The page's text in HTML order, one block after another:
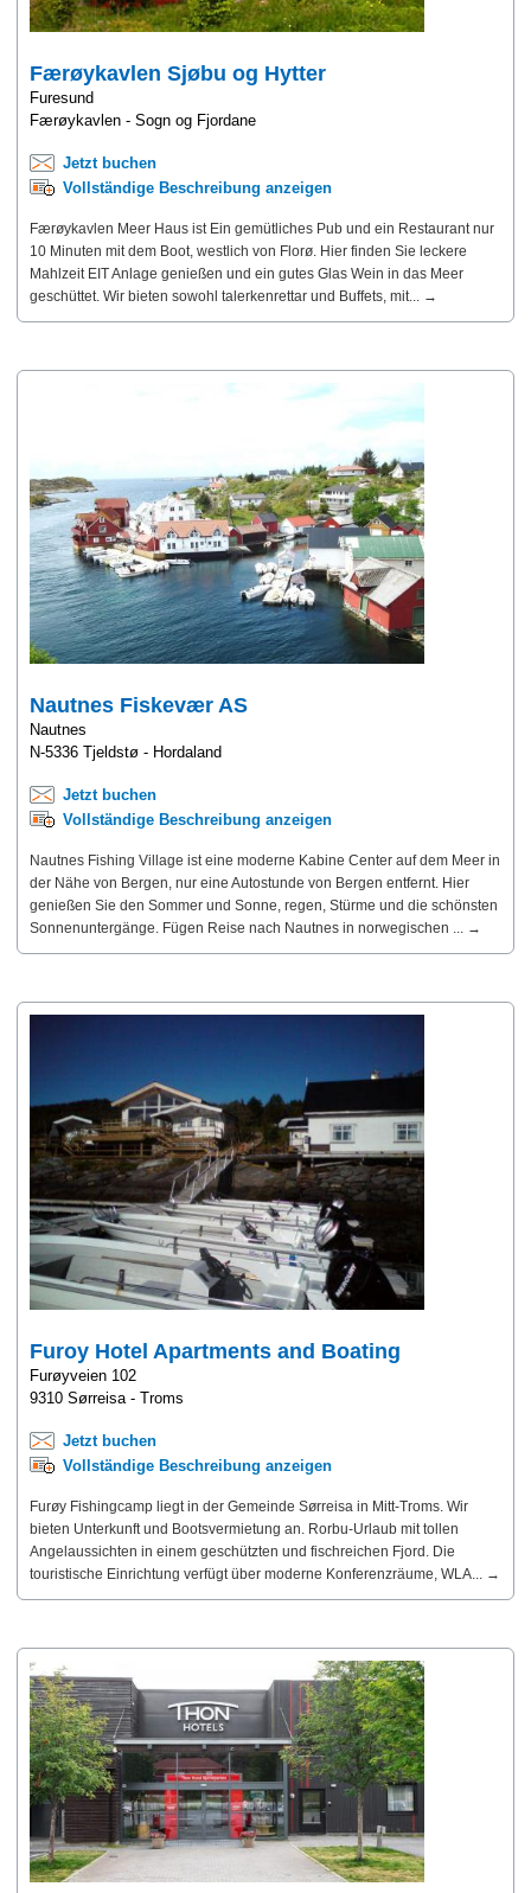
Færøykavlen Sjøbu og Hytter
Furesund
Færøykavlen - Sogn og Fjordane
Jetzt buchen
Vollständige Beschreibung anzeigen
Færøykavlen Meer Haus ist Ein gemütliches Pub und ein Restaurant nur
10 Minuten mit dem Boot, westlich von Florø. Hier finden Sie leckere
Mahlzeit EIT Anlage genießen und ein gutes Glas Wein in das Meer
geschüttet. Wir bieten sowohl talerkenrettar und Buffets, mit... →
Nautnes Fiskevær AS
Nautnes
N-5336 Tjeldstø - Hordaland
Jetzt buchen
Vollständige Beschreibung anzeigen
Nautnes Fishing Village ist eine moderne Kabine Center auf dem Meer in
der Nähe von Bergen, nur eine Autostunde von Bergen entfernt. Hier
genießen Sie den Sommer und Sonne, regen, Stürme und die schönsten
Sonnenuntergänge. Fügen Reise nach Nautnes in norwegischen ... →
Furoy Hotel Apartments and Boating
Furøyveien 102
9310 Sørreisa - Troms
Jetzt buchen
Vollständige Beschreibung anzeigen
Furøy Fishingcamp liegt in der Gemeinde Sørreisa in Mitt-Troms. Wir
bieten Unterkunft und Bootsvermietung an. Rorbu-Urlaub mit tollen
Angelaussichten in einem geschützten und fischreichen Fjord. Die
touristische Einrichtung verfügt über moderne Konferenzräume, WLA... →